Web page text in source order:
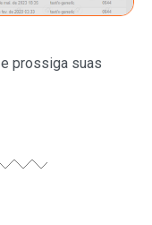
e prossiga suas